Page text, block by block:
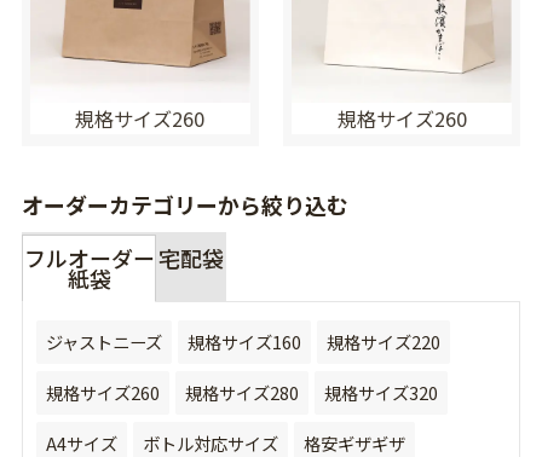
規格サイズ260 規格サイズ260
オーダーカテゴリーから絞り込む
フルオーダー
紙袋
宅配袋
ジャストニーズ 規格サイズ160
規格サイズ220
規格サイズ260
規格サイズ280
規格サイズ320
A4サイズ
ボトル対応サイズ 格安ギザギザ